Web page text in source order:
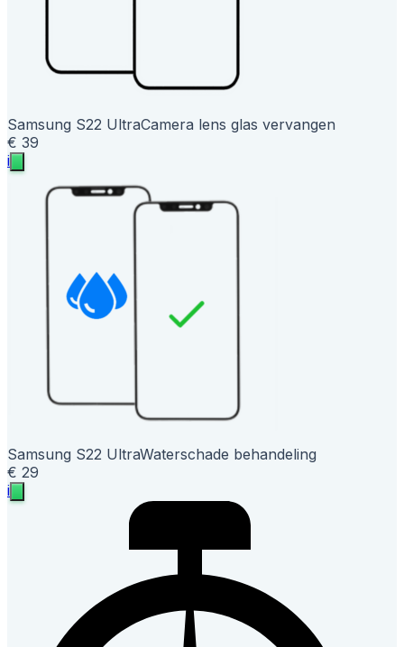
Samsung S22 UltraCamera lens glas vervangen
€ 39
i
Samsung S22 UltraWaterschade behandeling
€ 29
i